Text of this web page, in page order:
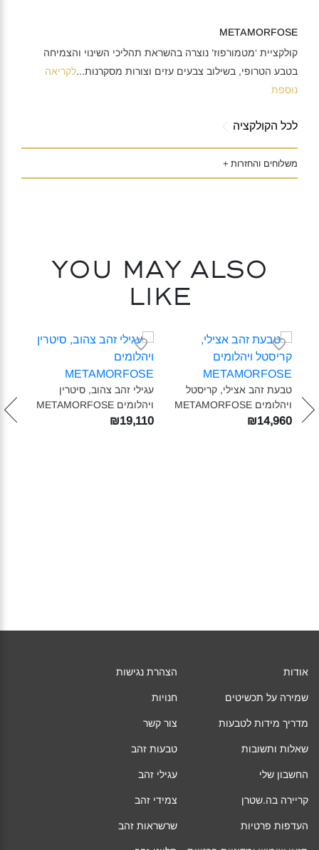
METAMORFOSE
קולקציית ‘מטמורפוז’ נוצרה בהשראת תהליכי השינוי והצמיחה
בטבע הטרופי, בשילוב צבעים עזים וצורות מסקרנות...לקריאה
נוספת
לכל הקולקציה
משלוחים והחזרות +
You may also
like
טבעת זהב אצילי, קריסטל
ויהלומים METAMORFOSE‎
₪14,960
עגילי זהב צהוב, סיטרין
ויהלומים METAMORFOSE‎
₪19,110
אודות
שמירה על תכשיטים
מדריך מידות לטבעות
שאלות ותשובות
החשבון שלי
קריירה בה.שטרן
העדפות פרטיות
הצהרת נגישות
חנויות
צור קשר
טבעות זהב
עגילי זהב
צמידי זהב
שרשראות זהב